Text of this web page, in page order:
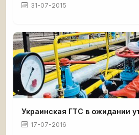
31-07-2015
Украинская ГТС в ожидании
17-07-2016